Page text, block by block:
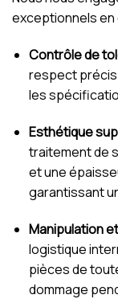
exceptionnels en
Contrôle de
respect
les
Esthétique
traitement de
et une
garantissant
Manipulation
logistique
pièces de
dommage